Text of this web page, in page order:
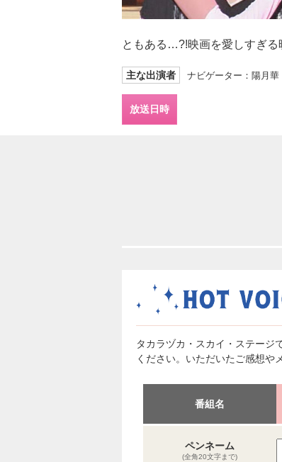
ともある…?!映画を愛しすぎる
主な出演者 ナビゲーター：陽月華
放送日時
タカラヅカ・スカイ・ステージ
ください。いただいたご感想や
番組名
ペンネーム
(全角20文字まで)